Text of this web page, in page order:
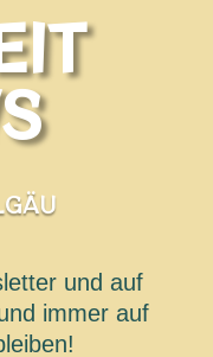
und auf
immer auf